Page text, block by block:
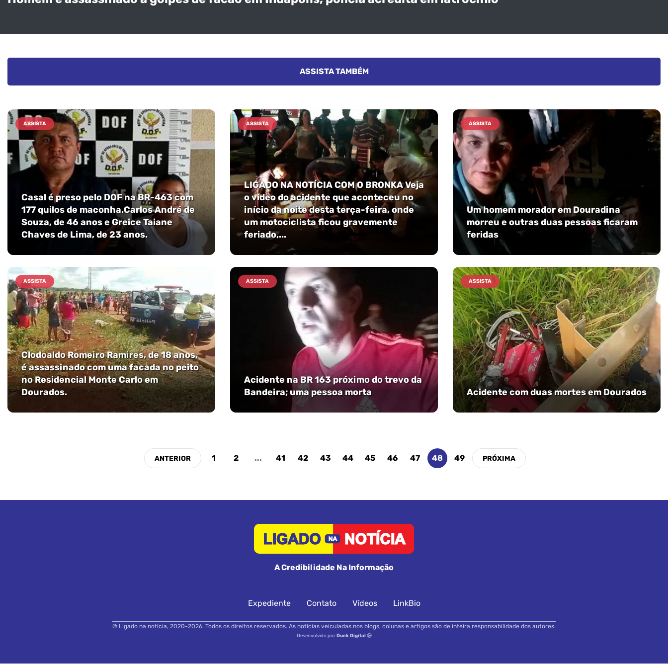
ASSISTA TAMBÉM
ASSISTA
Casal é preso pelo DOF na BR-463 com
177 quilos de maconha.Carlos André de
Souza, de 46 anos e Greice Taiane
Chaves de Lima, de 23 anos.
ASSISTA
LIGADO NA NOTÍCIA COM O BRONKA Veja
o vídeo do acidente que aconteceu no
início da noite desta terça-feira, onde
um motociclista ficou gravemente
feriado,...
ASSISTA
Um homem morador em Douradina
morreu e outras duas pessoas ficaram
feridas
ASSISTA
Clodoaldo Romeiro Ramires, de 18 anos,
é assassinado com uma facada no peito
no Residencial Monte Carlo em
Dourados.
ASSISTA
Acidente na BR 163 próximo do trevo da
Bandeira; uma pessoa morta
ASSISTA
Acidente com duas mortes em Dourados
1 2 ... 41 42 43 44 45 46 47 48 49
A Credibilidade Na Informação
Expediente Contato Vídeos LinkBio
© Ligado na notícia, 2020-2026. Todos os direitos reservados. As notícias veiculadas nos blogs, colunas e artigos são de inteira responsabilidade dos autores.
Desenvolvido porDuek Digital😃